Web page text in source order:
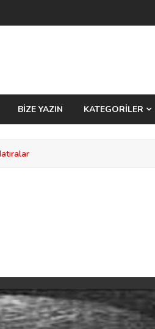
BİZE YAZIN KATEGORİLER